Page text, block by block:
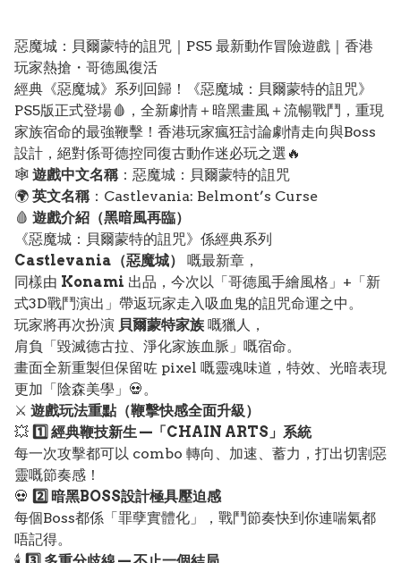
惡魔城：貝爾蒙特的詛咒｜PS5 最新動作冒險遊戲｜香港
玩家熱搶・哥德風復活
經典《惡魔城》系列回歸！《惡魔城：貝爾蒙特的詛咒》
PS5版正式登場🩸，全新劇情＋暗黑畫風＋流暢戰鬥，重現
家族宿命的最強鞭擊！香港玩家瘋狂討論劇情走向與Boss
設計，絕對係哥德控同復古動作迷必玩之選🔥
🕸️ 遊戲中文名稱 ：惡魔城：貝爾蒙特的詛咒
🌍 英文名稱 ：Castlevania: Belmont’s Curse
🩸 遊戲介紹（黑暗風再臨）
《惡魔城：貝爾蒙特的詛咒》係經典系列
Castlevania（惡魔城）
嘅最新章，
同樣由 Konami 出品，今次以「哥德風手繪風格」+「新
式3D戰鬥演出」帶返玩家走入吸血鬼的詛咒命運之中。
玩家將再次扮演 貝爾蒙特家族 嘅獵人，
肩負「毀滅德古拉、淨化家族血脈」嘅宿命。
畫面全新重製但保留咗 pixel 嘅靈魂味道，特效、光暗表現
更加「陰森美學」💀。
⚔️ 遊戲玩法重點（鞭擊快感全面升級）
💥 1️⃣ 經典鞭技新生 —「CHAIN ARTS」系統
每一次攻擊都可以 combo 轉向、加速、蓄力，打出切割惡
靈嘅節奏感！
💀 2️⃣ 暗黑BOSS設計極具壓迫感
每個Boss都係「罪孽實體化」，戰鬥節奏快到你連喘氣都
唔記得。